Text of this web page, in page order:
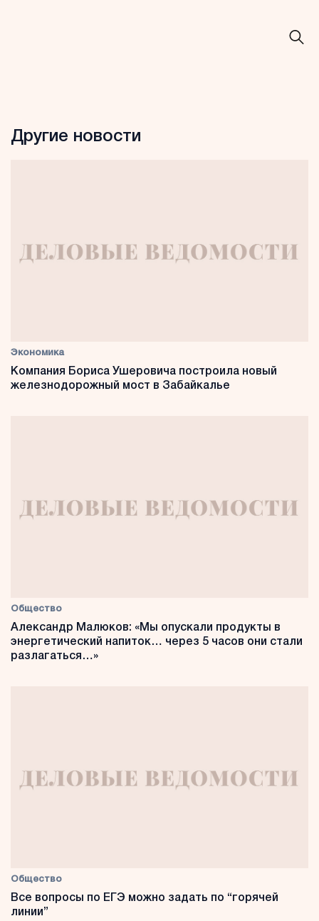
Другие новости
Экономика
Компания Бориса Ушеровича построила новый
железнодорожный мост в Забайкалье
Общество
Александр Малюков: «Мы опускали продукты в
энергетический напиток… через 5 часов они стали
разлагаться…»
Общество
Все вопросы по ЕГЭ можно задать по “горячей
линии”